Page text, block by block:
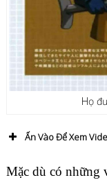
Họ
Ấn Vào Để Xem
Mặc dù có những